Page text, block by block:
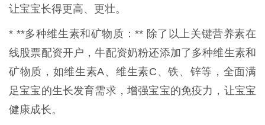
让宝宝长得更高、更壮。
* **多种维生素和矿物质：** 除了以上关键营养素在
线股票配资开户，牛配资奶粉还添加了多种维生素和
矿物质，如维生素A、维生素C、铁、锌等，全面满
足宝宝的生长发育需求，增强宝宝的免疫力，让宝宝
健康成长。